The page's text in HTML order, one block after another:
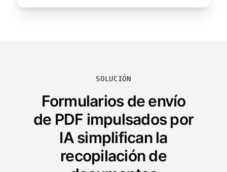
SOLUCIÓN
Formularios de envío
de PDF impulsados por
IA simplifican la
recopilación de